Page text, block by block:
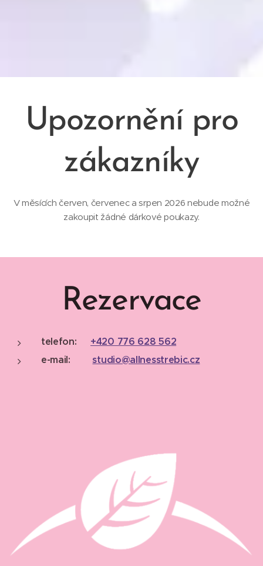
Upozornění pro
zákazníky
V měsících červen, červenec a srpen 2026 nebude možné
zakoupit žádné dárkové poukazy.
Rezervace
telefon: +420 776 628 562
e-mail:studio@allnesstrebic.cz